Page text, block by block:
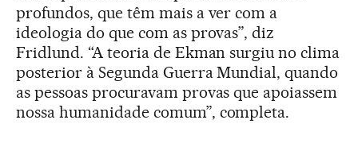
profundos, que têm mais a ver com a
ideologia do que com as provas”, diz
Fridlund. “A teoria de Ekman surgiu no clima
posterior à Segunda Guerra Mundial, quando
as pessoas procuravam provas que apoiassem
nossa humanidade comum”, completa.